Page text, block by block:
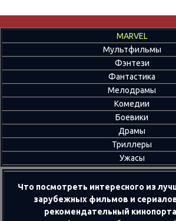
MARVEL
Мультфильмы
Фэнтези
Фантастика
Мелодрамы
Комедии
Боевики
Драмы
Триллеры
Ужасы
Что посмотреть интересного из
зарубежных фильмов и
рекомендательный